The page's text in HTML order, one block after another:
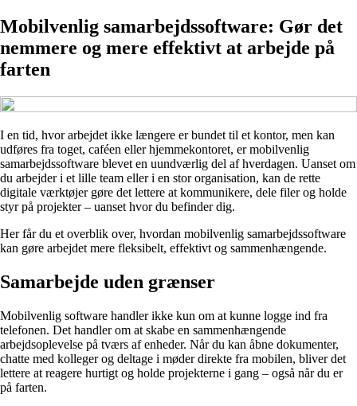
Mobilvenlig samarbejdssoftware: Gør det
nemmere og mere effektivt at arbejde på
farten
I en tid, hvor arbejdet ikke længere er bundet til et kontor, men kan
udføres fra toget, caféen eller hjemmekontoret, er mobilvenlig
samarbejdssoftware blevet en uundværlig del af hverdagen. Uanset om
du arbejder i et lille team eller i en stor organisation, kan de rette
digitale værktøjer gøre det lettere at kommunikere, dele filer og holde
styr på projekter – uanset hvor du befinder dig.
Her får du et overblik over, hvordan mobilvenlig samarbejdssoftware
kan gøre arbejdet mere fleksibelt, effektivt og sammenhængende.
Samarbejde uden grænser
Mobilvenlig software handler ikke kun om at kunne logge ind fra
telefonen. Det handler om at skabe en sammenhængende
arbejdsoplevelse på tværs af enheder. Når du kan åbne dokumenter,
chatte med kolleger og deltage i møder direkte fra mobilen, bliver det
lettere at reagere hurtigt og holde projekterne i gang – også når du er
på farten.